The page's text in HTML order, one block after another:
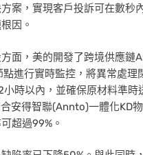
案，實現客戶投訴可在數秒
因。
面，美的開發了跨境供應鏈
進行實時監控，將異常處理
時以內，並確保原材料準時
安得智聯(Annto)一體化KD
超過99%。